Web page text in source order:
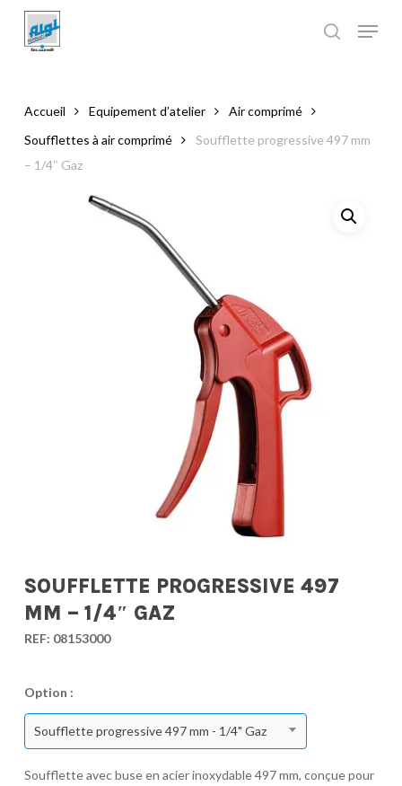
main
Accueil Equipement d’atelier
Air comprimé
Soufflettes à air comprimé
Soufflette progressive 497 mm
– 1/4″ Gaz
SOUFFLETTE PROGRESSIVE 497
MM – 1/4″ GAZ
REF: 08153000
Option :
Soufflette progressive 497 mm - 1/4" Gaz
Soufflette avec buse en acier inoxydable 497 mm, conçue pour